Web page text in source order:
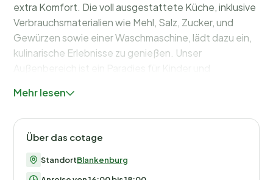
extra Komfort. Die voll ausgestattete Küche, inklusive
Verbrauchsmaterialien wie Mehl, Salz, Zucker, und
Gewürzen sowie einer Waschmaschine, lädt dazu ein,
kulinarische Erlebnisse zu genießen. Unser
reichlich Platz für Ballspiele und eine großzügige
zur Verfügung. Das Grundstück, ausgestattet mit
Gartenmöbeln und einem Grill, bietet die perfekte
Kulisse für gemütliche Stunden im Freien. Die
Umgebung von Wienrode ist ein Eldorado für
Mehr lesen
Über das cotage
StandortBlankenburg